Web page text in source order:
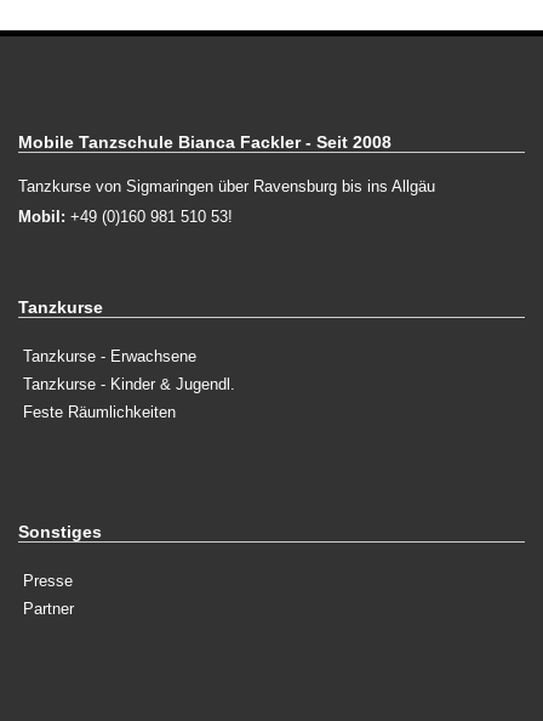
Mobile Tanzschule Bianca Fackler - Seit 2008
Tanzkurse von Sigmaringen über Ravensburg bis ins Allgäu
Mobil: +49 (0)160 981 510 53!
Tanzkurse
Tanzkurse - Erwachsene
Tanzkurse - Kinder & Jugendl.
Feste Räumlichkeiten
Sonstiges
Presse
Partner